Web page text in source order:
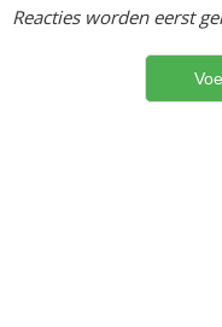
Reacties worden eerst